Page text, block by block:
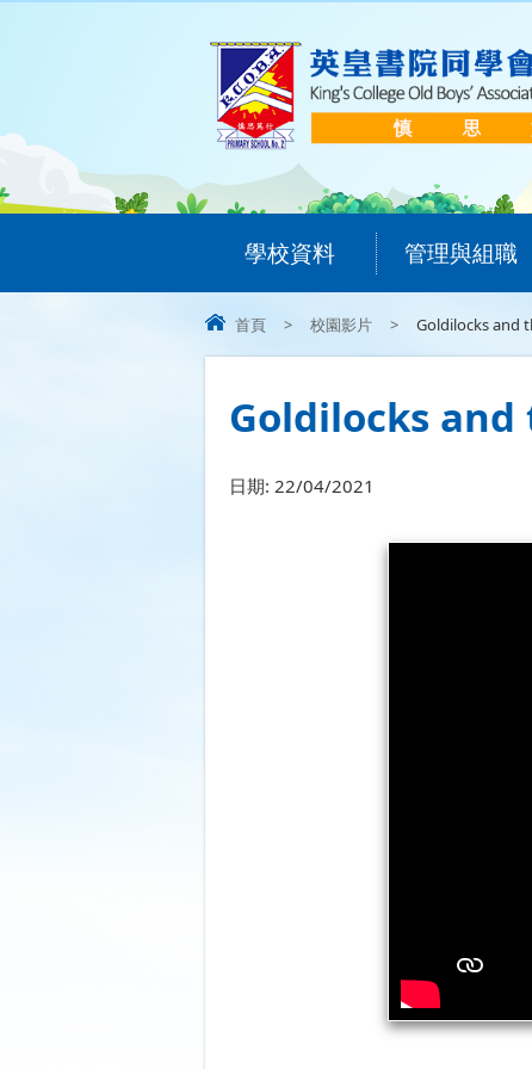
學校資料 管理與組職
首頁 > 校園影片 > Goldilocks and
Goldilocks and
日期: 22/04/2021